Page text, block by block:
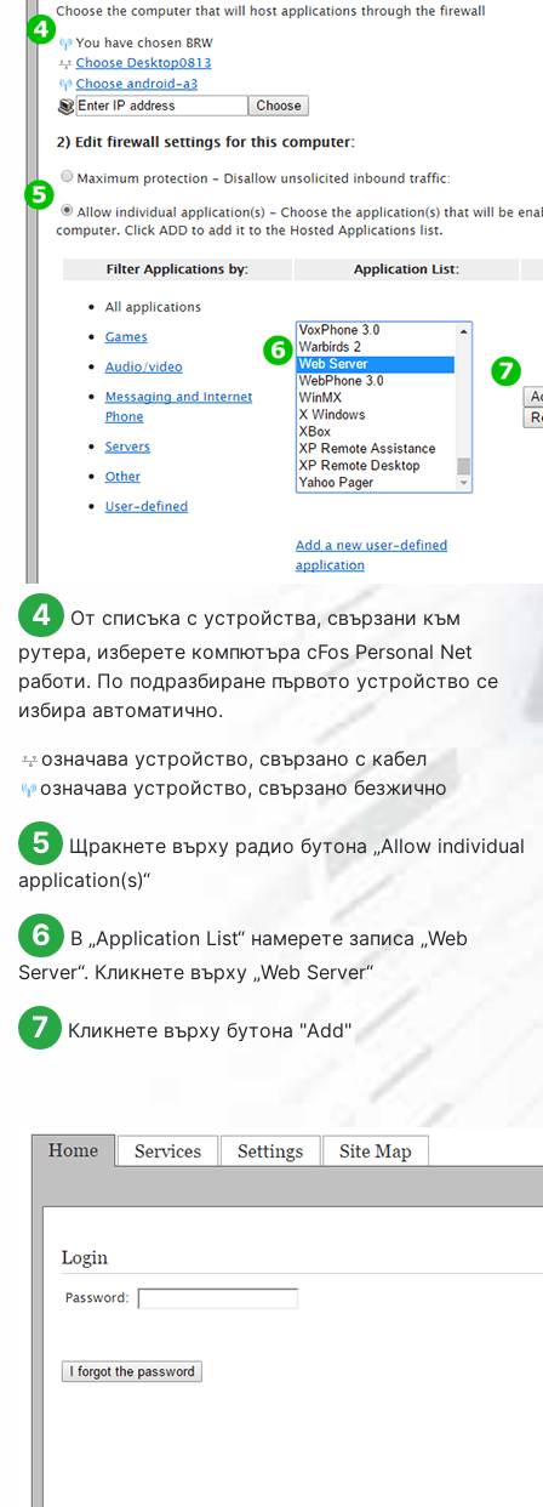
4
От списъка с устройства, свързани към
рутера, изберете компютъра cFos Personal Net
работи. По подразбиране първото устройство се
избира автоматично.
означава устройство, свързано с кабел
означава устройство, свързано безжично
5 Щракнете върху радио бутона „Allow individual
application(s)“
6 В „Application List“ намерете записа „Web
Server“. Кликнете върху „Web Server“
7 Кликнете върху бутона "Add"